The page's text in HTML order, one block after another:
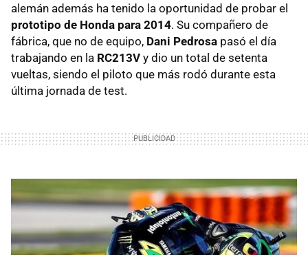
alemán además ha tenido la oportunidad de probar el
prototipo de Honda para 2014. Su compañero de
fábrica, que no de equipo, Dani Pedrosa pasó el día
trabajando en la RC213V y dio un total de setenta
vueltas, siendo el piloto que más rodó durante esta
última jornada de test.